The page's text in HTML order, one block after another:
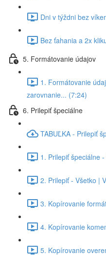
Dni v týždni bez
Bez ťahania a 2x
5. Formátovanie údajov
1. Formátovanie
zarovnanie... (7:24)
6. Prilepiť špeciálne
TABUĽKA - Prilepiť
1. Prilepiť špeciálne
2. Prilepiť - Všetko |
3. Kopírovanie
4. Kopírovanie
5. Kopírovanie